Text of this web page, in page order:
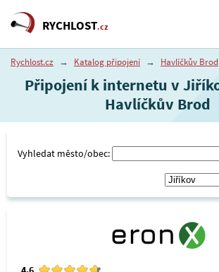
RYCHLOST.cz
Rychlost.cz → Katalog připojení → Havlíčkův Brod
Připojení k internetu v
Havlíčkův Brod
Vyhledat město/obec: